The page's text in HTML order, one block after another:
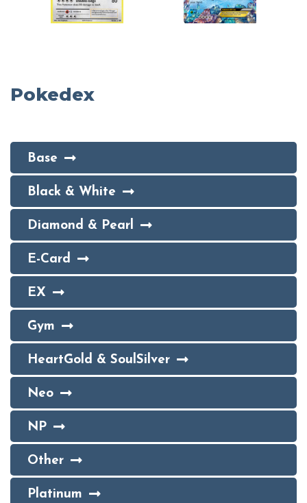
Pokedex
Base
Black & White
Diamond & Pearl
E-Card
EX
Gym
HeartGold & SoulSilver
Neo
NP
Other
Platinum